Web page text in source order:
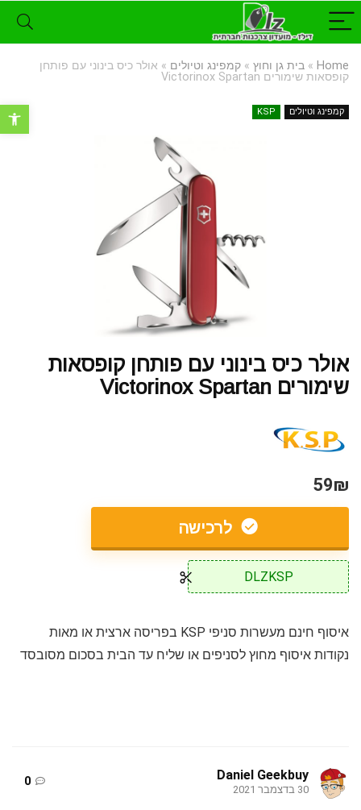
פתח
Home
» בית גן וחוץ » קמפינג וטיולים » אולר כיס בינוני עם פותחן
קופסאות שימורים Victorinox Spartan
קמפינג וטיולים KSP
אולר כיס בינוני עם פותחן קופסאות
שימורים Victorinox Spartan
59₪
לרכישה
DLZKSP
איסוף חינם מעשרות סניפי KSP בפריסה ארצית או מאות
נקודות איסוף מחוץ לסניפים או שליח עד הבית בסכום מסובסד
Daniel Geekbuy
30 בדצמבר 2021
0